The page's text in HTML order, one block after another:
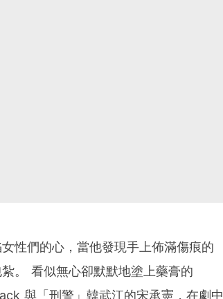
性們的心，當他發現手上佈滿傷痕的
。 看似無心卻默默地塗上藥膏的
與「刑警」韓武江的宋承憲，在劇中